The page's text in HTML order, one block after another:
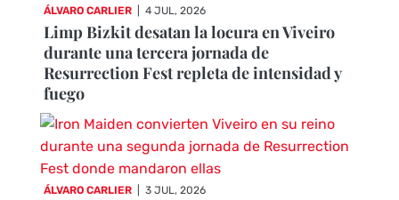
ÁLVARO CARLIER 4 JUL, 2026
Limp Bizkit desatan la locura en Viveiro
durante una tercera jornada de
Resurrection Fest repleta de intensidad y
fuego
ÁLVARO CARLIER 3 JUL, 2026